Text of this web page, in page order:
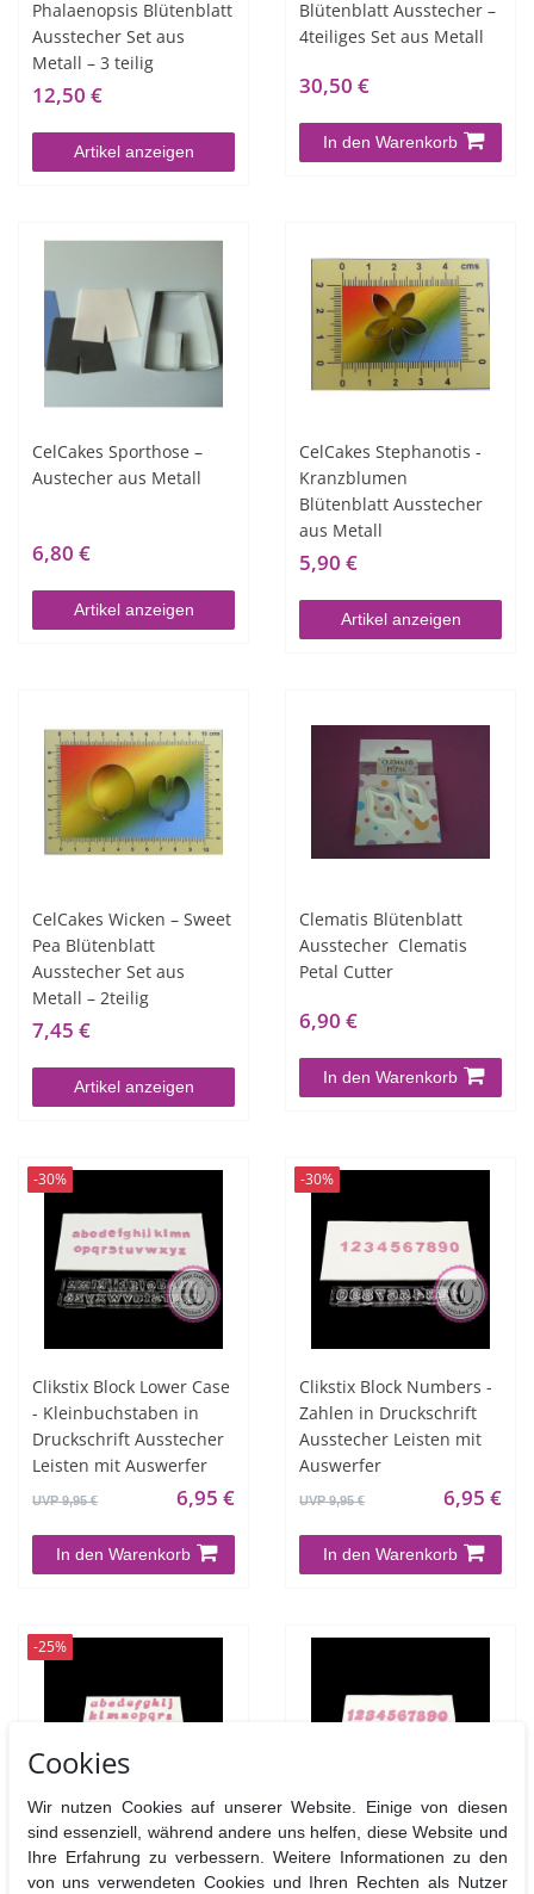
Phalaenopsis Blütenblatt
Ausstecher Set aus
Metall – 3 teilig
12,50 €
Artikel anzeigen
Blütenblatt Ausstecher –
4teiliges Set aus Metall
30,50 €
In den Warenkorb
CelCakes Sporthose –
Austecher aus Metall
6,80 €
Artikel anzeigen
CelCakes Stephanotis -
Kranzblumen
Blütenblatt Ausstecher
aus Metall
5,90 €
Artikel anzeigen
CelCakes Wicken – Sweet
Pea Blütenblatt
Ausstecher Set aus
Metall – 2teilig
7,45 €
Artikel anzeigen
Clematis Blütenblatt
Ausstecher  Clematis
Petal Cutter
6,90 €
In den Warenkorb
-30%
Clikstix Block Lower Case
- Kleinbuchstaben in
Druckschrift Ausstecher
Leisten mit Auswerfer
UVP 9,95 € 6,95 €
In den Warenkorb
-30%
Clikstix Block Numbers -
Zahlen in Druckschrift
Ausstecher Leisten mit
Auswerfer
UVP 9,95 € 6,95 €
In den Warenkorb
-25%
Clikstix Candy Lower
Case - Kleinbuchstaben
Clikstix Candy Numbers -
Zahlen 0-9 Candy
Cookies
Wir nutzen Cookies auf unserer Website. Einige von diesen
sind essenziell, während andere uns helfen, diese Website und
Ihre Erfahrung zu verbessern. Weitere Informationen zu den
von uns verwendeten Cookies und Ihren Rechten als Nutzer